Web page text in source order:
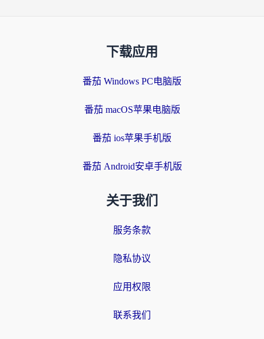
下载应用
番茄 Windows PC电脑版
番茄 macOS苹果电脑版
番茄 ios苹果手机版
番茄 Android安卓手机版
关于我们
服务条款
隐私协议
应用权限
联系我们